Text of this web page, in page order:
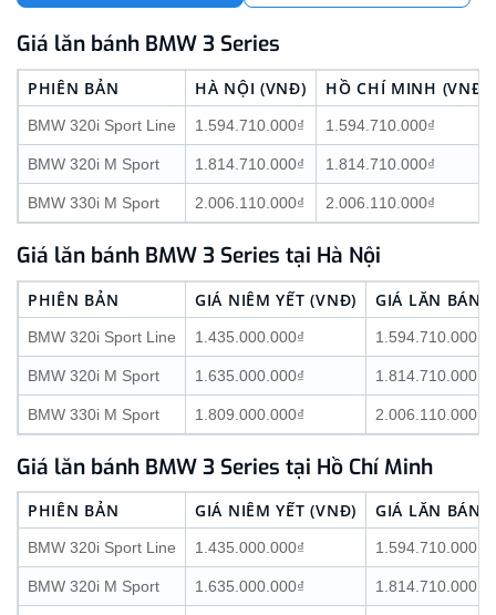
Giá lăn bánh BMW 3 Series
PHIÊN BẢN HÀ NỘI (VNĐ) HỒ CHÍ MINH (VNĐ)
BMW 320i Sport Line 1.594.710.000₫ 1.594.710.000₫
BMW 320i M Sport 1.814.710.000₫ 1.814.710.000₫
BMW 330i M Sport 2.006.110.000₫ 2.006.110.000₫
Giá lăn bánh BMW 3 Series tại Hà Nội
PHIÊN BẢN GIÁ NIÊM YẾT (VNĐ) GIÁ LĂN
BMW 320i Sport Line 1.435.000.000₫ 1.594.710.000₫
BMW 320i M Sport 1.635.000.000₫ 1.814.710.000₫
BMW 330i M Sport 1.809.000.000₫ 2.006.110.000₫
Giá lăn bánh BMW 3 Series tại Hồ Chí Minh
PHIÊN BẢN GIÁ NIÊM YẾT (VNĐ) GIÁ LĂN
BMW 320i Sport Line 1.435.000.000₫ 1.594.710.000₫
BMW 320i M Sport 1.635.000.000₫ 1.814.710.000₫